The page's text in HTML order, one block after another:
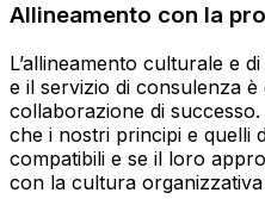
Allineamento con la
L’allineamento culturale e
e il servizio di consulenza
collaborazione di
che i nostri principi e quelli
compatibili e se il loro
con la cultura